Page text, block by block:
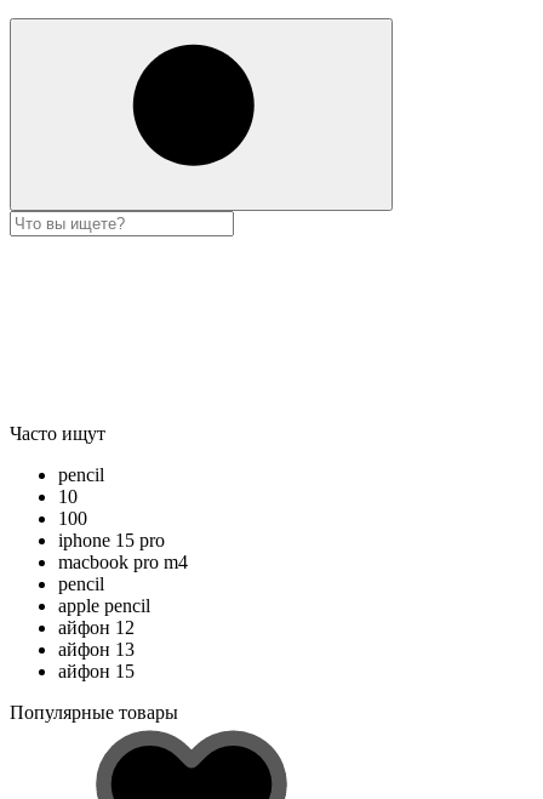
Часто ищут
pencil
10
100
iphone 15 pro
macbook pro m4
pencil
apple pencil
айфон 12
айфон 13
айфон 15
Популярные товары